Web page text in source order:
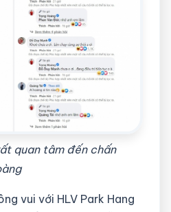
quan tâm đến chấn
vui với HLV Park Hang